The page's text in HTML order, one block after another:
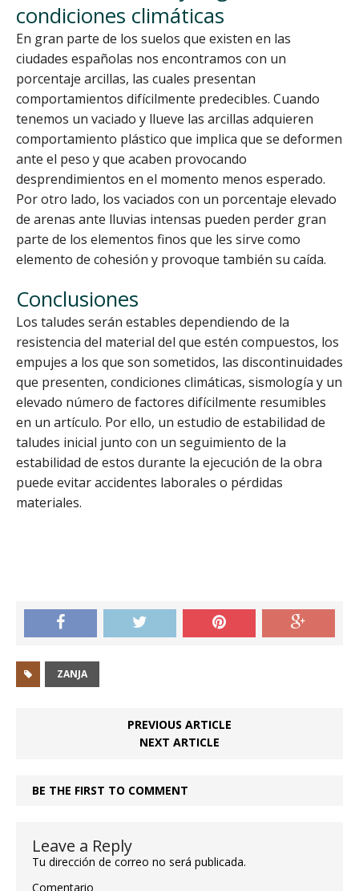
condiciones climáticas
En gran parte de los suelos que existen en las
ciudades españolas nos encontramos con un
porcentaje arcillas, las cuales presentan
comportamientos difícilmente predecibles. Cuando
tenemos un vaciado y llueve las arcillas adquieren
comportamiento plástico que implica que se deformen
ante el peso y que acaben provocando
desprendimientos en el momento menos esperado.
Por otro lado, los vaciados con un porcentaje elevado
de arenas ante lluvias intensas pueden perder gran
parte de los elementos finos que les sirve como
elemento de cohesión y provoque también su caída.
Conclusiones
Los taludes serán estables dependiendo de la
resistencia del material del que estén compuestos, los
empujes a los que son sometidos, las discontinuidades
que presenten, condiciones climáticas, sismología y un
elevado número de factores difícilmente resumibles
en un artículo. Por ello, un estudio de estabilidad de
taludes inicial junto con un seguimiento de la
estabilidad de estos durante la ejecución de la obra
puede evitar accidentes laborales o pérdidas
materiales.
ZANJA
PREVIOUS ARTICLE
NEXT ARTICLE
BE THE FIRST TO COMMENT
Leave a Reply
Tu dirección de correo no será publicada.
Comentario